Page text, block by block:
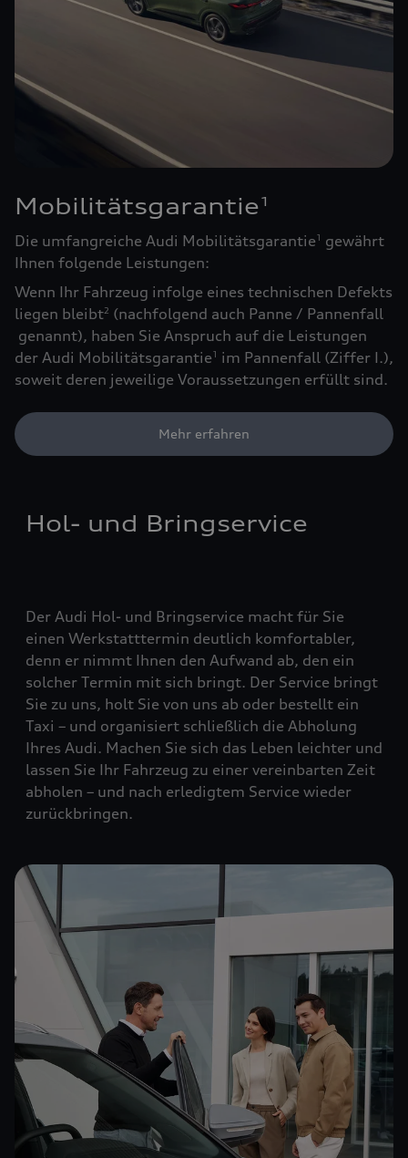
Mobilitätsgarantie1
Die umfangreiche Audi Mobilitätsgarantie1
gewährt
Ihnen folgende Leistungen:
Wenn Ihr Fahrzeug infolge eines technischen Defekts
liegen bleibt2 (nachfolgend auch Panne / Pannenfall
genannt), haben Sie Anspruch auf die Leistungen
der Audi Mobilitätsgarantie1
im Pannenfall (Ziffer I.),
soweit deren jeweilige Voraussetzungen erfüllt sind.
Mehr erfahren
Hol- und Bringservice
Der Audi Hol- und Bringservice macht für Sie
einen Werkstatttermin deutlich komfortabler,
denn er nimmt Ihnen den Aufwand ab, den ein
solcher Termin mit sich bringt. Der Service bringt
Sie zu uns, holt Sie von uns ab oder bestellt ein
Taxi – und organisiert schließlich die Abholung
Ihres Audi. Machen Sie sich das Leben leichter und
lassen Sie Ihr Fahrzeug zu einer vereinbarten Zeit
abholen – und nach erledigtem Service wieder
zurückbringen.